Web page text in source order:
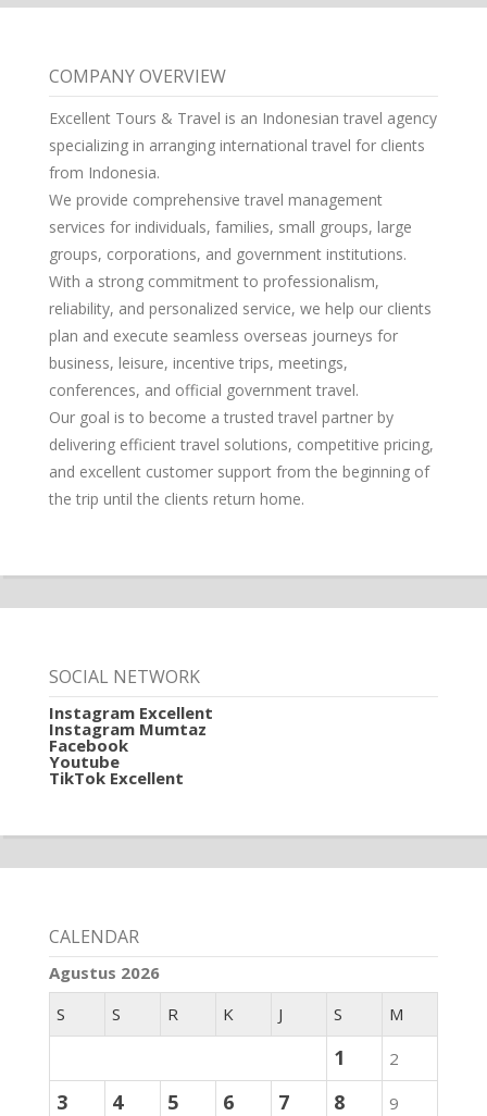
COMPANY OVERVIEW
Excellent Tours & Travel is an Indonesian travel agency
specializing in arranging international travel for clients
from Indonesia.
We provide comprehensive travel management
services for individuals, families, small groups, large
groups, corporations, and government institutions.
With a strong commitment to professionalism,
reliability, and personalized service, we help our clients
plan and execute seamless overseas journeys for
business, leisure, incentive trips, meetings,
conferences, and official government travel.
Our goal is to become a trusted travel partner by
delivering efficient travel solutions, competitive pricing,
and excellent customer support from the beginning of
the trip until the clients return home.
SOCIAL NETWORK
Instagram Excellent
Instagram Mumtaz
Facebook
Youtube
TikTok Excellent
CALENDAR
Agustus 2026
S
S R K J S M
1 2
3 4 5 6 7 8
9